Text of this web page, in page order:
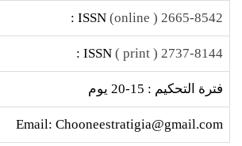
2665-8542 ( online)
2737-8144 ( print )
فترة التحكيم : 15-20 يوم
Email: Chooneestratigia@gmail.com